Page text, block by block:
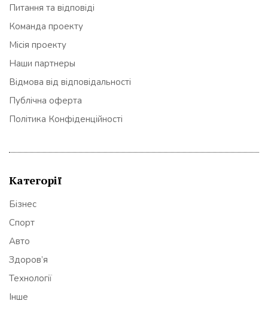
Питання та відповіді
Команда проекту
Місія проекту
Наши партнеры
Відмова від відповідальності
Публічна оферта
Політика Конфіденційності
Категорії
Бізнес
Спорт
Авто
Здоров’я
Технології
Інше